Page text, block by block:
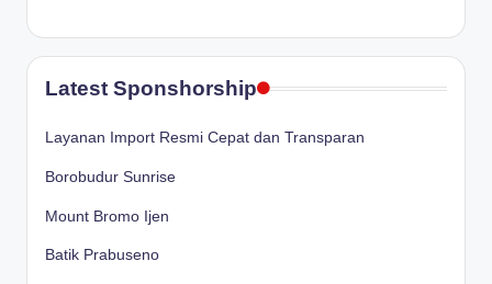
Latest Sponshorship
Layanan Import Resmi Cepat dan Transparan
Borobudur Sunrise
Mount Bromo Ijen
Batik Prabuseno